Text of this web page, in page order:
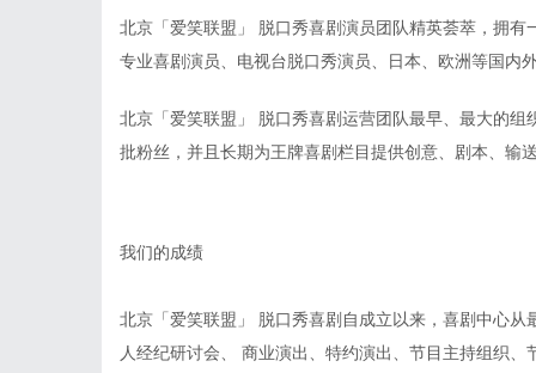
北京「爱笑联盟」 脱口秀喜剧演员团队精英荟萃，拥
专业喜剧演员、电视台脱口秀演员、日本、欧洲等国内
北京「爱笑联盟」 脱口秀喜剧运营团队最早、最大的
批粉丝，并且长期为王牌喜剧栏目提供创意、剧本、输
我们的成绩
北京「爱笑联盟」 脱口秀喜剧自成立以来，喜剧中心
人经纪研讨会、 商业演出、特约演出、节目主持组织